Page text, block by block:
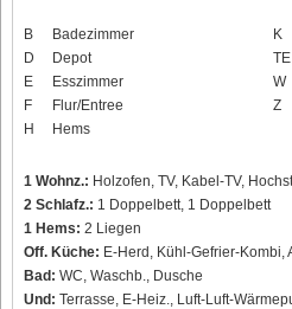
B
Badezimmer
D
Depot
E
Esszimmer
F
Flur/Entree
H
Hems
K
TE
W
Z
1 Wohnz.: Holzofen, TV, Kabel-TV,
2 Schlafz.: 1 Doppelbett, 1 Doppelbett
1 Hems: 2 Liegen
Off. Küche: E-Herd, Kühl-Gefrier-Kombi,
Bad: WC, Waschb., Dusche
Und: Terrasse, E-Heiz., Luft-Luft-